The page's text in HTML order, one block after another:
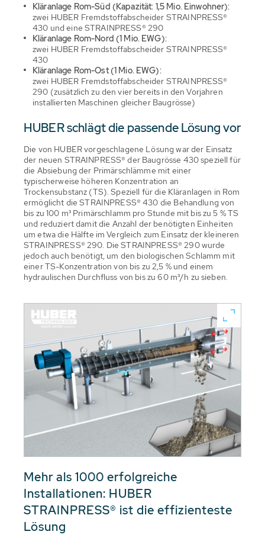
Kläranlage Rom-Süd (Kapazität: 1,5 Mio. Einwohner):
zwei HUBER Fremdstoffabscheider STRAINPRESS®
430 und eine STRAINPRESS® 290
Kläranlage Rom-Nord (1 Mio. EWG):
zwei HUBER Fremdstoffabscheider STRAINPRESS®
430
Kläranlage Rom-Ost (1 Mio. EWG):
zwei HUBER Fremdstoffabscheider STRAINPRESS®
290 (zusätzlich zu den vier bereits in den Vorjahren
installierten Maschinen gleicher Baugrösse)
HUBER schlägt die passende Lösung vor
Die von HUBER vorgeschlagene Lösung war der Einsatz
der neuen STRAINPRESS® der Baugrösse 430 speziell für
die Absiebung der Primärschlämme mit einer
typischerweise höheren Konzentration an
Trockensubstanz (TS). Speziell für die Kläranlagen in Rom
ermöglicht die STRAINPRESS® 430 die Behandlung von
bis zu 100 m³ Primärschlamm pro Stunde mit bis zu 5 % TS
und reduziert damit die Anzahl der benötigten Einheiten
um etwa die Hälfte im Vergleich zum Einsatz der kleineren
STRAINPRESS® 290. Die STRAINPRESS® 290 wurde
jedoch auch benötigt, um den biologischen Schlamm mit
einer TS-Konzentration von bis zu 2,5 % und einem
hydraulischen Durchfluss von bis zu 60 m³/h zu sieben.
Mehr als 1000 erfolgreiche
Installationen: HUBER
STRAINPRESS® ist die effizienteste
Lösung